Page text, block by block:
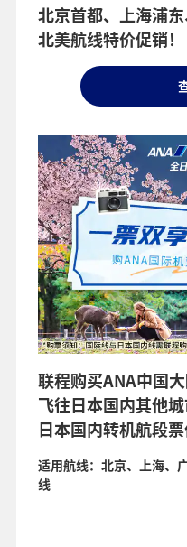
北京首都、上海浦
北美航线特价促销！
联程购买ANA中国
飞往日本国内其他
日本国内转机航段票
适用航线：北京、上海、
线